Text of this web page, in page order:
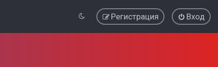
Вход
Регистрация